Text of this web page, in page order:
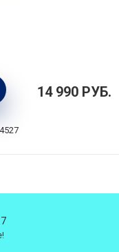
5 л,
голубой,
14 990 РУБ.